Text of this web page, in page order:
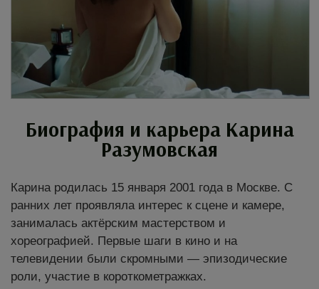
Биография и карьера Карина
Разумовская
Карина родилась 15 января 2001 года в Москве. С
ранних лет проявляла интерес к сцене и камере,
занималась актёрским мастерством и
хореографией. Первые шаги в кино и на
телевидении были скромными — эпизодические
роли, участие в короткометражках.